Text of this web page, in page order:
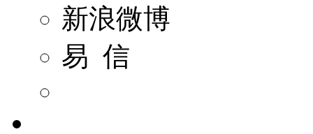
新浪微博
易 信